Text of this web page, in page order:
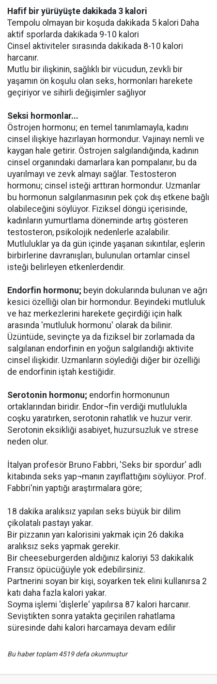
Hafif bir yürüyüşte dakikada 3 kalori
Tempolu olmayan bir koşuda dakikada 5 kalori Daha
aktif sporlarda dakikada 9-10 kalori
Cinsel aktiviteler sırasında dakikada 8-10 kalori
harcanır.
Mutlu bir ilişkinin, sağlıklı bir vücudun, zevkli bir
yaşamın ön koşulu olan seks, hormonları harekete
geçiriyor ve sihirli değişimler sağlıyor
Seksi hormonlar...
Östrojen hormonu; en temel tanımlamayla, kadını
cinsel ilişkiye hazırlayan hormondur. Vajinayı nemli ve
kaygan hale getirir. Östrojen salgılandığında, kadının
cinsel organındaki damarlara kan pompalanır, bu da
uyarılmayı ve zevk almayı sağlar. Testosteron
hormonu; cinsel isteği arttıran hormondur. Uzmanlar
bu hormonun salgılanmasının pek çok dış etkene bağlı
olabileceğini söylüyor. Fiziksel döngü içerisinde,
kadınların yumurtlama döneminde artış gösteren
testosteron, psikolojik nedenlerle azalabilir.
Mutluluklar ya da gün içinde yaşanan sıkıntılar, eşlerin
birbirlerine davranışları, bulunulan ortamlar cinsel
isteği belirleyen etkenlerdendir.
Endorfin hormonu; beyin dokularında bulunan ve ağrı
kesici özelliği olan bir hormondur. Beyindeki mutluluk
ve haz merkezlerini harekete geçirdiği için halk
arasında 'mutluluk hormonu' olarak da bilinir.
Üzüntüde, sevinçte ya da fiziksel bir zorlamada da
salgılanan endorfinin en yoğun salgılandığı aktivite
cinsel ilişkidir. Uzmanların söylediği diğer bir özelliği
de endorfinin iştah kestiğidir.
Serotonin hormonu; endorfin hormonunun
ortaklarından biridir. Endor¬fin verdiği mutlulukla
coşku yaratırken, serotonin rahatlık ve huzur verir.
Serotonin eksikliği asabiyet, huzursuzluk ve strese
neden olur.
İtalyan profesör Bruno Fabbri, 'Seks bir spordur' adlı
kitabında seks yap¬manın zayıflattığını söylüyor. Prof.
Fabbri'nin yaptığı araştırmalara göre;
18 dakika aralıksız yapılan seks büyük bir dilim
çikolatalı pastayı yakar.
Bir pizzanın yarı kalorisini yakmak için 26 dakika
aralıksız seks yapmak gerekir.
Bir cheeseburgerden aldığınız kaloriyi 53 dakikalık
Fransız öpücüğüyle yok edebilirsiniz.
Partnerini soyan bir kişi, soyarken tek elini kullanırsa 2
katı daha fazla kalori yakar.
Soyma işlemi 'dişlerle' yapılırsa 87 kalori harcanır.
Seviştikten sonra yatakta geçirilen rahatlama
süresinde dahi kalori harcamaya devam edilir
Bu haber toplam 4519 defa okunmuştur